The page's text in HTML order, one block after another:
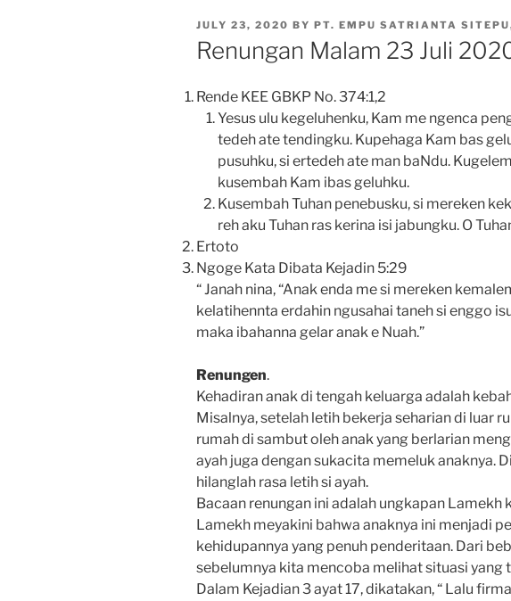
POSTED
ON
JULY 23, 2020 BY PT. EMPU SATRIANTA
Renungan Malam 23 Juli
Rende KEE GBKP No. 374:1,2
Yesus ulu kegeluhenku, Kam me ngenca
tedeh ate tendingku. Kupehaga Kam bas
pusuhku, si ertedeh ate man baNdu.
kusembah Kam ibas geluhku.
Kusembah Tuhan penebusku, si mereken
reh aku Tuhan ras kerina isi jabungku. O
Ertoto
Ngoge Kata Dibata Kejadin 5:29
“ Janah nina, “Anak enda me si mereken
kelatihennta erdahin ngusahai taneh si enggo
maka ibahanna gelar anak e Nuah.”
Renungen.
Kehadiran anak di tengah keluarga adalah
Misalnya, setelah letih bekerja seharian di luar
rumah di sambut oleh anak yang berlarian
ayah juga dengan sukacita memeluk anaknya.
hilanglah rasa letih si ayah.
Bacaan renungan ini adalah ungkapan Lamekh
Lamekh meyakini bahwa anaknya ini menjadi
kehidupannya yang penuh penderitaan. Dari
sebelumnya kita mencoba melihat situasi yang
Dalam Kejadian 3 ayat 17, dikatakan, “ Lalu